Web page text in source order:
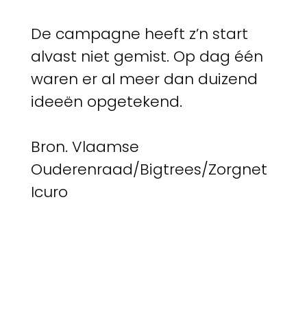
De campagne heeft z’n start
alvast niet gemist. Op dag één
waren er al meer dan duizend
ideeën opgetekend.
Bron. Vlaamse
Ouderenraad/Bigtrees/Zorgnet
Icuro